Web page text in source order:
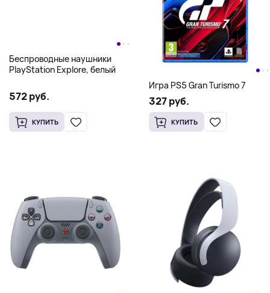
Беспроводные наушники
PlayStation Explore, белый
572 руб.
КУПИТЬ
Игра PS5 Gran Turismo 7
327 руб.
КУПИТЬ